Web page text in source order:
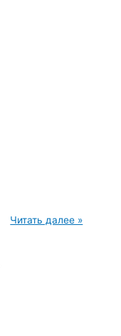
Йога
Читать далее »